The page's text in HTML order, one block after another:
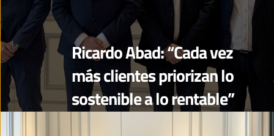
Ricardo Abad: “Cada vez
más clientes priorizan lo
sostenible a lo rentable”